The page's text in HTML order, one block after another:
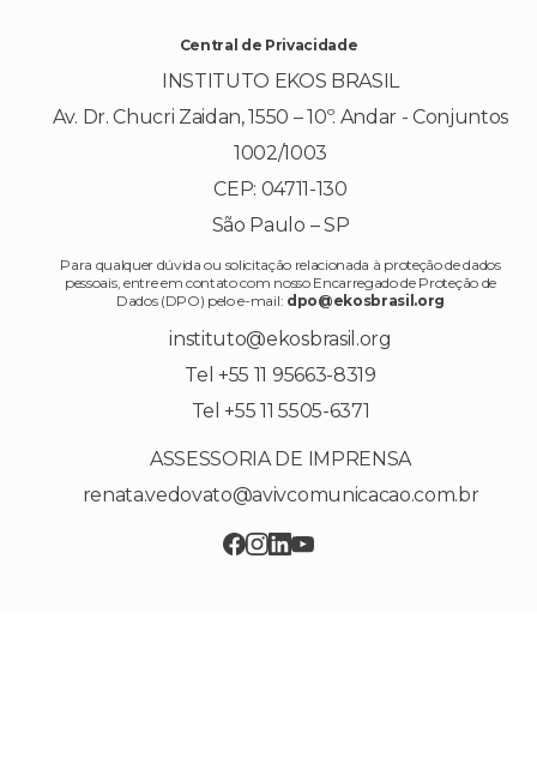
Central de Privacidade
INSTITUTO EKOS BRASIL
Av. Dr. Chucri Zaidan, 1550 – 10º. Andar - Conjuntos
1002/1003
CEP: 04711-130
São Paulo – SP
Para qualquer dúvida ou solicitação relacionada à proteção de dados
pessoais, entre em contato com nosso Encarregado de Proteção de
Dados (DPO) pelo e-mail: dpo@ekosbrasil.org
instituto@ekosbrasil.org
Tel +55 11 95663-8319
Tel +55 11 5505-6371
ASSESSORIA DE IMPRENSA
renata.vedovato@avivcomunicacao.com.br